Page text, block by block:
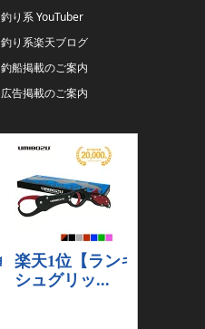
釣り系 YouTuber
釣り系楽天ブログ
釣船掲載のご案内
広告掲載のご案内